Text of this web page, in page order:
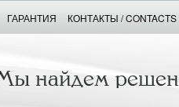
ГАРАНТИЯ КОНТАКТЫ / CONTACTS